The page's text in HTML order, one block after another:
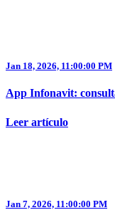
Jan 18, 2026, 11:00:00 PM
App Infonavit:
Leer artículo
Jan 7, 2026, 11:00:00 PM